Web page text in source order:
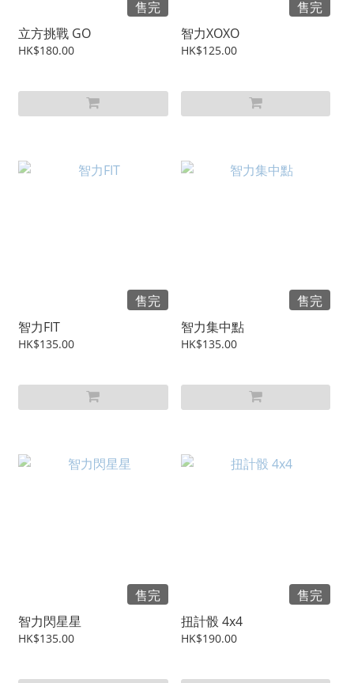
售完
立方挑戰 GO
HK$180.00
售完
智力XOXO
HK$125.00
售完
智力FIT
HK$135.00
售完
智力集中點
HK$135.00
售完
智力閃星星
HK$135.00
售完
扭計骰 4x4
HK$190.00